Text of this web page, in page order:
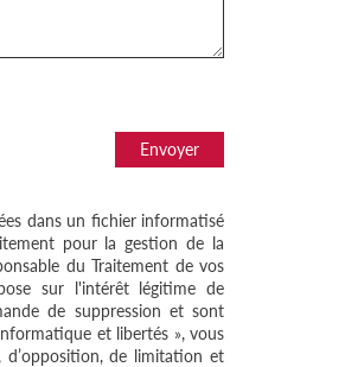
Envoyer
dans un fichier informatisé
pour la gestion de la
du Traitement de vos
sur l'intérêt légitime de
de suppression et sont
et libertés », vous
d’opposition, de limitation et